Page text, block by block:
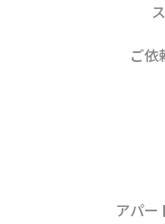
ご依
アパー